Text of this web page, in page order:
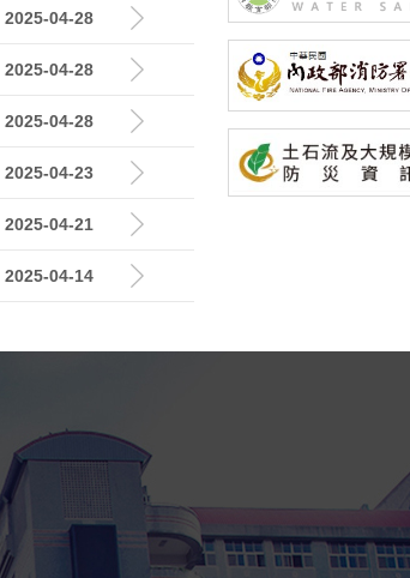
2025-04-28
2025-04-28
2025-04-28
2025-04-23
2025-04-21
2025-04-14